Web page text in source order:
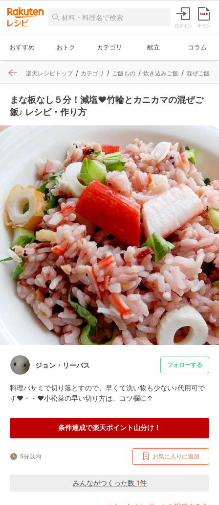
ログイン チラシ
おすすめ おトク カテゴリ 献立 コラム
楽天レシピトップ カテゴリ ご飯もの 炊き込みご飯 混ぜご飯
まな板なし５分！減塩❤竹輪とカニカマの混ぜご
飯♪ レシピ・作り方
ジョン・リーバス フォローする
料理バサミで切り落とすので、早くて洗い物も少ない♪代用可で
す❤・・❤小松菜の早い切り方は、コツ欄に↑
条件達成で楽天ポイント山分け！
5分以内 お気に入りに追加
みんながつくった数 1件